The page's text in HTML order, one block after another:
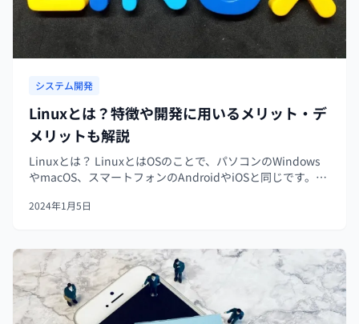
システム開発
Linuxとは？特徴や開発に用いるメリット・デ
メリットも解説
Linuxとは？ LinuxとはOSのことで、パソコンのWindows
やmacOS、スマートフォンのAndroidやiOSと同じです。
す。ハードウェアはデータを記録する保管装置で、ソフ...
2024年1月5日